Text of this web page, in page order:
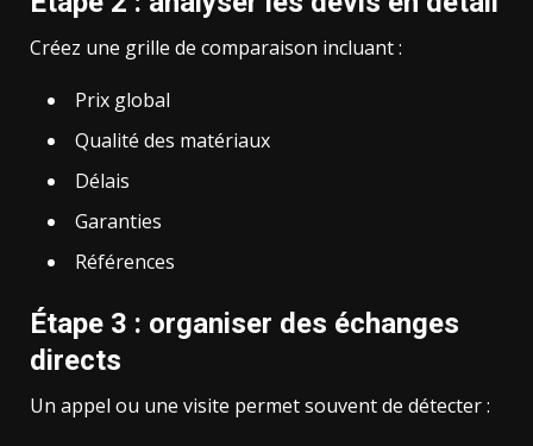
Créez une grille de comparaison incluant :
Prix global
Qualité des matériaux
Délais
Garanties
Références
Étape 3 : organiser des échanges
directs
Un appel ou une visite permet souvent de détecter :